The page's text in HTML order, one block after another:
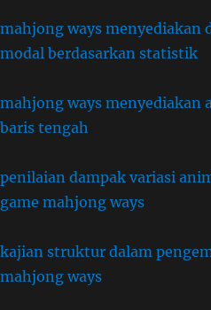
mahjong ways menyediakan
modal berdasarkan statistik
mahjong ways menyediakan
baris tengah
penilaian dampak variasi
game mahjong ways
kajian struktur dalam
mahjong ways